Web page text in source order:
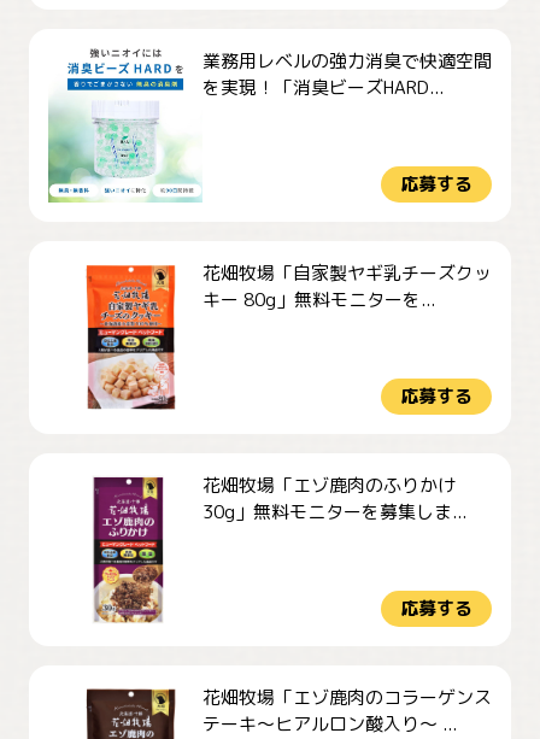
業務用レベルの強力消臭で快適空間
を実現！「消臭ビーズHARD...
応募する
花畑牧場「自家製ヤギ乳チーズクッ
キー 80g」無料モニターを...
応募する
花畑牧場「エゾ鹿肉のふりかけ
30g」無料モニターを募集しま...
応募する
花畑牧場「エゾ鹿肉のコラーゲンス
テーキ～ヒアルロン酸入り～ ...